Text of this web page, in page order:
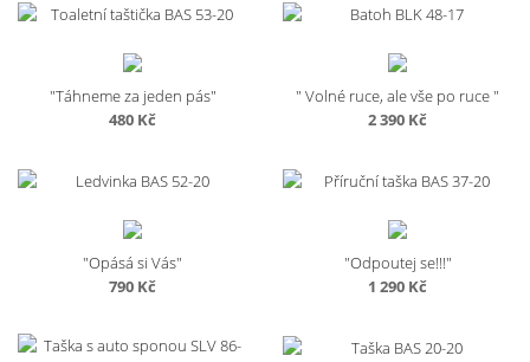
"Táhneme za jeden pás"
480 Kč
" Volné ruce, ale vše po ruce "
2 390 Kč
"Opásá si Vás"
790 Kč
"Odpoutej se!!!"
1 290 Kč